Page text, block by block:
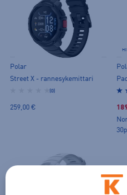
Polar
Street X - rannesykemittari
(0)
259,00 €